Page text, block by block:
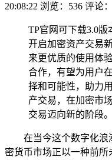
20:08:22 浏览：536 评论
TP官网可下载3.0版
开启加密资产交易
来更优质的使用体
合作，有望为用户
择和可能性，助力
产交易，在加密市
交易迈向新的阶段。
在当今这个数字化浪
密货币市场正以一种前